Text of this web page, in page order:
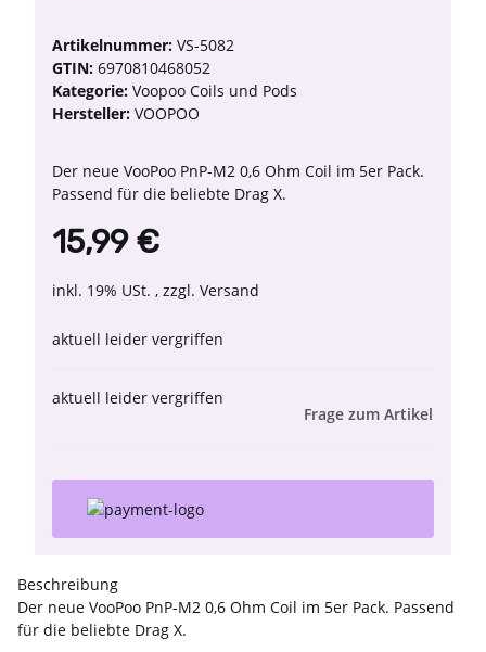
Artikelnummer: VS-5082
GTIN: 6970810468052
Kategorie: Voopoo Coils und Pods
Hersteller: VOOPOO
Der neue VooPoo PnP-M2 0,6 Ohm Coil im 5er Pack.
Passend für die beliebte Drag X.
15,99 €
inkl. 19% USt. , zzgl. Versand
aktuell leider vergriffen
aktuell leider vergriffen
Frage zum Artikel
Beschreibung
Der neue VooPoo PnP-M2 0,6 Ohm Coil im 5er Pack. Passend
für die beliebte Drag X.